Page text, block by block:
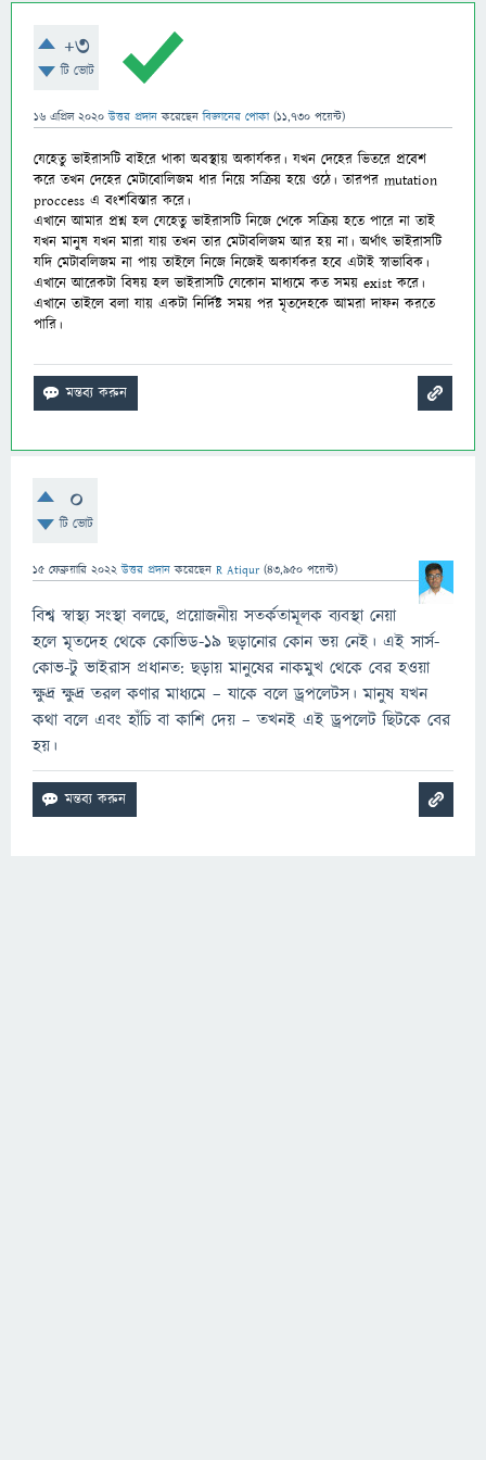
+3
টি ভোট
16 এপ্রিল 2020 উত্তর প্রদান করেছেনবিজ্ঞানের পোকা (11,730 পয়েন্ট)
যেহেতু ভাইরাসটি বাইরে থাকা অবস্থায় অকার্যকর। যখন দেহের ভিতরে প্রবেশ
করে তখন দেহের মেটাবোলিজম ধার নিয়ে সক্রিয় হয়ে ওঠে। তারপর mutation
proccess এ বংশবিস্তার করে।
এখানে আমার প্রশ্ন হল যেহেতু ভাইরাসটি নিজে থেকে সক্রিয় হতে পারে না তাই
যখন মানুষ যখন মারা যায় তখন তার মেটাবলিজম আর হয় না। অর্থাৎ ভাইরাসটি
যদি মেটাবলিজম না পায় তাইলে নিজে নিজেই অকার্যকর হবে এটাই স্বাভাবিক।
এখানে আরেকটা বিষয় হল ভাইরাসটি যেকোন মাধ্যমে কত সময় exist করে।
এখানে তাইলে বলা যায় একটা নির্দিষ্ট সময় পর মৃতদেহকে আমরা দাফন করতে
পারি।
0
টি ভোট
15 ফেব্রুয়ারি 2022 উত্তর প্রদান করেছেন R Atiqur (43,950 পয়েন্ট)
বিশ্ব স্বাস্থ্য সংস্থা বলছে, প্রয়োজনীয় সতর্কতামূলক ব্যবস্থা নেয়া
হলে মৃতদেহ থেকে কোভিড-১৯ ছড়ানোর কোন ভয় নেই। এই সার্স-
কোভ-টু ভাইরাস প্রধানত: ছড়ায় মানুষের নাকমুখ থেকে বের হওয়া
ক্ষুদ্র ক্ষুদ্র তরল কণার মাধ্যমে – যাকে বলে ড্রপলেটস। মানুষ যখন
কথা বলে এবং হাঁচি বা কাশি দেয় – তখনই এই ড্রপলেট ছিটকে বের
হয়।